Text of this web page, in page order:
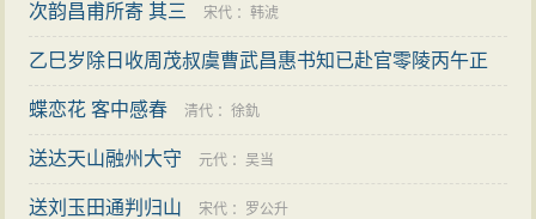
次韵昌甫所寄 其三 宋代 ：韩淲
乙巳岁除日收周茂叔虞曹武昌惠书知已赴官零陵丙午正
月内成十诗奉寄 其二 宋代：
蝶恋花 客中感春 清代 ：徐釚
送达天山融州大守 元代 ：吴当
送刘玉田通判归山 宋代 ： 罗公升